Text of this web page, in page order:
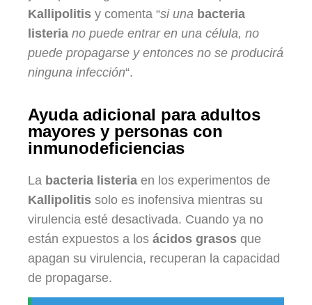
Kallipolitis y comenta “si una bacteria
listeria no puede entrar en una célula, no
puede propagarse y entonces no se producirá
ninguna infección“.
Ayuda adicional para adultos
mayores y personas con
inmunodeficiencias
La bacteria listeria en los experimentos de
Kallipolitis solo es inofensiva mientras su
virulencia esté desactivada. Cuando ya no
están expuestos a los ácidos grasos que
apagan su virulencia, recuperan la capacidad
de propagarse.